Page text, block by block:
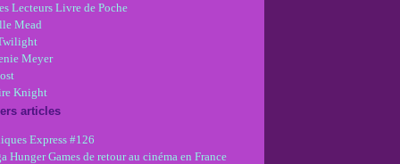
Lecteurs Livre de Poche
Mead
Meyer
Knight
articles
Express #126
Hunger Games de retour au cinéma en France